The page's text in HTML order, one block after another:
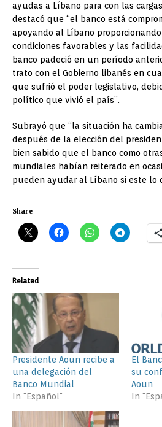
ayudas a Líbano para con las
destacó que “el banco está
apoyando al Líbano
condiciones favorables y las
banco padeció en un período
trato con el Gobierno libanés en
que sufrió el poder legislativo,
político que vivió el país”.
Subrayó que “la situación ha
después de la elección del
bien sabido que el banco como
mundiales habían reiterado en
pueden ayudar al Líbano si este lo
Share
Related
Presidente Aoun recibe a
una delegación del
Banco Mundial
In "Español"
El
su
Aoun
In